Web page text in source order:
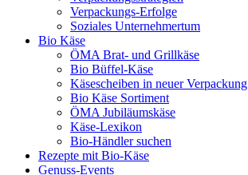
Verpackungs-Erfolge
Soziales Unternehmertum
Bio Käse
ÖMA Brat- und Grillkäse
Bio Büffel-Käse
Käsescheiben in neuer Verpackung
Bio Käse Sortiment
ÖMA Jubiläumskäse
Käse-Lexikon
Bio-Händler suchen
Rezepte mit Bio-Käse
Genuss-Events